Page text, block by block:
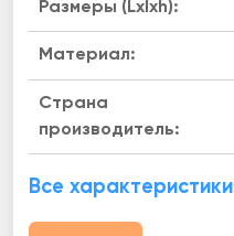
Размеры (Lxlxh):
Материал:
Страна
производитель:
Все характеристики